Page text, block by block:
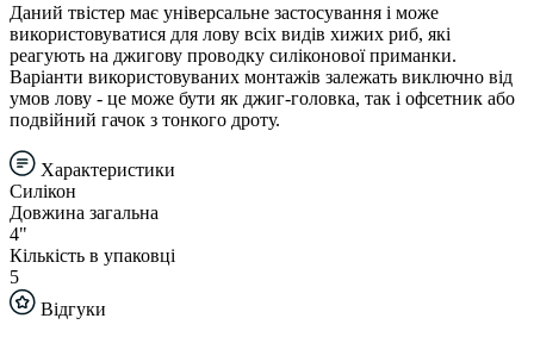
Даний твістер має універсальне застосування і може
використовуватися для лову всіх видів хижих риб, які
реагують на джигову проводку силіконової приманки.
Варіанти використовуваних монтажів залежать виключно від
умов лову - це може бути як джиг-головка, так і офсетник або
подвійний гачок з тонкого дроту.
Характеристики
Силікон
Довжина загальна
4"
Кількість в упаковці
5
Відгуки